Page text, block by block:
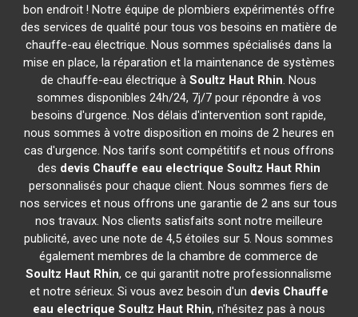
bon endroit ! Notre équipe de plombiers expérimentés offre
des services de qualité pour tous vos besoins en matière de
chauffe-eau électrique. Nous sommes spécialisés dans la
mise en place, la réparation et la maintenance de systèmes
de chauffe-eau électrique àSoultz Haut Rhin. Nous
sommes disponibles 24h/24, 7j/7 pour répondre à vos
besoins d'urgence. Nos délais d'intervention sont rapide,
nous sommes à votre disposition en moins de 2 heures en
cas d'urgence. Nos tarifs sont compétitifs et nous offrons
des devis Chauffe eau electrique Soultz Haut Rhin
personnalisés pour chaque client. Nous sommes fiers de
nos services et nous offrons une garantie de 2 ans sur tous
nos travaux. Nos clients satisfaits sont notre meilleure
publicité, avec une note de 4,5 étoiles sur 5. Nous sommes
également membres de la chambre de commerce de
Soultz Haut Rhin, ce qui garantit notre professionnalisme
et notre sérieux. Si vous avez besoin d'un devis Chauffe
eau electrique Soultz Haut Rhin, n'hésitez pas à nous